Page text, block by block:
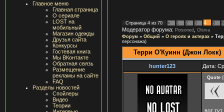
Главное меню
Главная страница
О сериале
LOST на
мобильный
Магазин одежды
Друзья сайта
Конкурсы
Гостевая книга
Мы ВКонтакте
Обратная связь
Размещение
рекламы на сайте
FAQ
Разделы новостей
Спойлеры
Видео
Теории
Страница 4 из 70 « 1 2 3 4 5 6
Модератор форума: Poisoned
Olsiva
Форум » Общий » О героях и актерах »
персонажа)
Терри О'Куинн (Джон Локк)
hunter123 Дата:
Quote (
вот